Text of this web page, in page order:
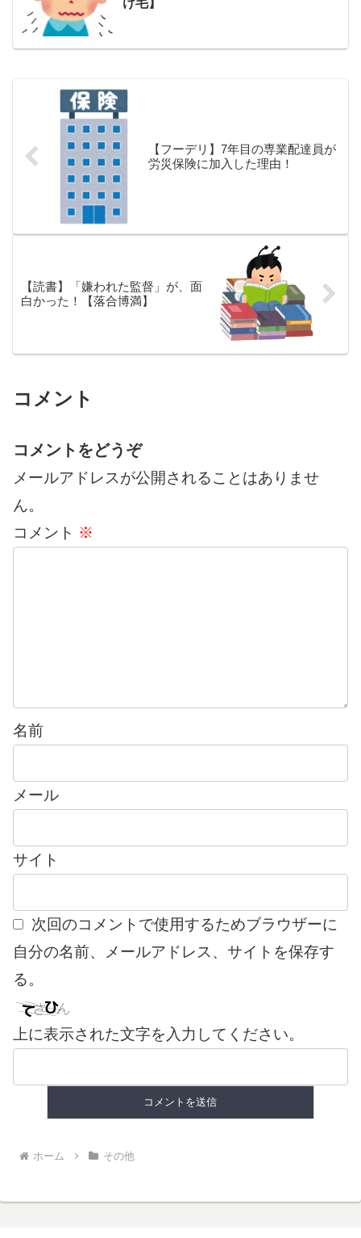
け毛】
【フーデリ】7年目の専業配達員が
労災保険に加入した理由！
【読書】「嫌われた監督」が、面
白かった！【落合博満】
コメント
コメントをどうぞ
メールアドレスが公開されることはありませ
ん。
コメント ※
名前
メール
サイト
次回のコメントで使用するためブラウザーに
自分の名前、メールアドレス、サイトを保存す
る。
上に表示された文字を入力してください。
ホーム その他